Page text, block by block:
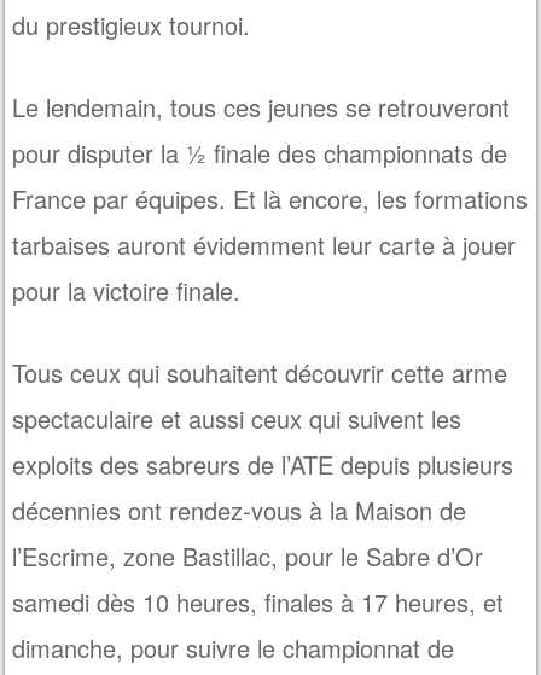
du prestigieux tournoi.
Le lendemain, tous ces jeunes se retrouveront
pour disputer la ½ finale des championnats de
France par équipes. Et là encore, les formations
tarbaises auront évidemment leur carte à jouer
pour la victoire finale.
Tous ceux qui souhaitent découvrir cette arme
spectaculaire et aussi ceux qui suivent les
exploits des sabreurs de l’ATE depuis plusieurs
décennies ont rendez-vous à la Maison de
l’Escrime, zone Bastillac, pour le Sabre d’Or
samedi dès 10 heures, finales à 17 heures, et
dimanche, pour suivre le championnat de